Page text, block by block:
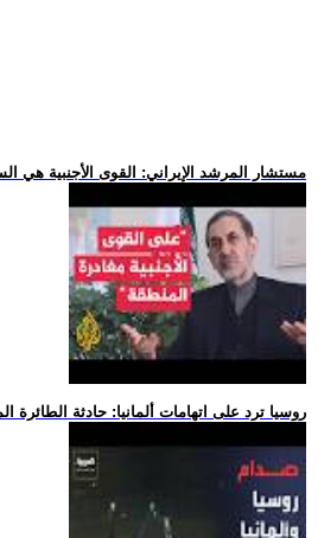
.. مستشار المرشد الإيراني: القوى الأجنبية هي
.. روسيا ترد على اتهامات ألمانيا: حادثة الطائرة